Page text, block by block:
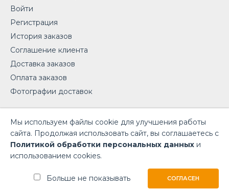
Мы используем файлы cookie для улучшения работы
сайта. Продолжая использовать сайт, вы соглашаетесь с
Политикой обработки персональных данных и
использованием cookies.
Больше не показывать СОГЛАСЕН
Войти
Регистрация
История заказов
Соглашение клиента
Доставка заказов
Оплата заказов
Фотографии доставок
«Любимые Букеты» - доставка цветов. Все права
источника. ©